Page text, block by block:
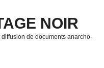
NOIR
diffusion de documents anarcho-